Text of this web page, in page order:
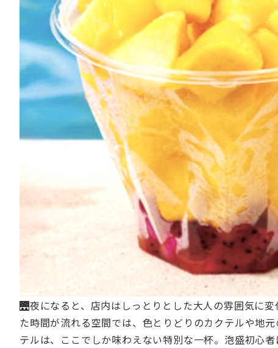
🌉夜になると、店内はしっとりとした大人の雰囲気に
た時間が流れる空間では、色とりどりのカクテルや地
テルは、ここでしか味わえない特別な一杯。泡盛初心